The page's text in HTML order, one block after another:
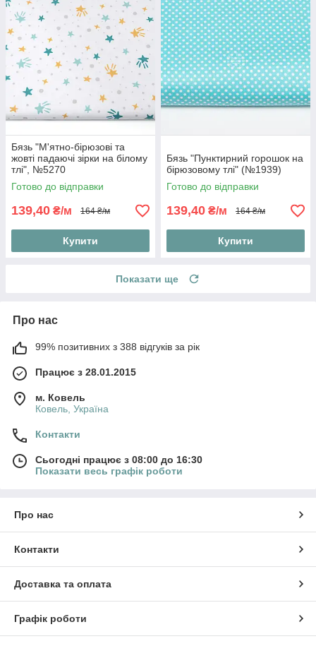
Бязь "М'ятно-бірюзові та
жовті падаючі зірки на білому
тлі", №5270
Готово до відправки
139,40 ₴/м 164 ₴/м
Купити
Бязь "Пунктирний горошок на
бірюзовому тлі" (№1939)
Готово до відправки
139,40 ₴/м 164 ₴/м
Купити
Показати ще
Про нас
99% позитивних з 388 відгуків за рік
Працює з 28.01.2015
м. Ковель
Ковель, Україна
Контакти
Сьогодні працює з 08:00 до 16:30
Показати весь графік роботи
Про нас
Контакти
Доставка та оплата
Графік роботи